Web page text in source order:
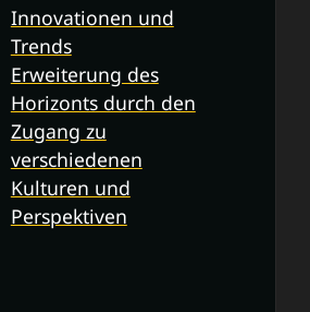
Innovationen und
Trends
Erweiterung des
Horizonts durch den
Zugang zu
verschiedenen
Kulturen und
Perspektiven